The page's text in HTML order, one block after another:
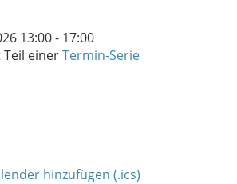
13:00 - 17:00
einerTermin-Serie
hinzufügen (.ics)